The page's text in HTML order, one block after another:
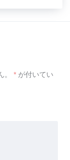
* が付いてい